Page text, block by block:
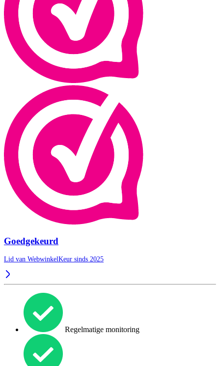
Goedgekeurd
Lid van WebwinkelKeur sinds 2025
Regelmatige monitoring